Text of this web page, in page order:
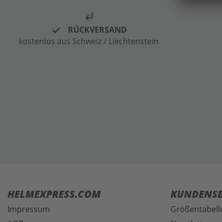
subdirectory_arrow_left
RÜCKVERSAND
kostenlos aus Schweiz / Liechtenstein
HELMEXPRESS.COM
Impressum